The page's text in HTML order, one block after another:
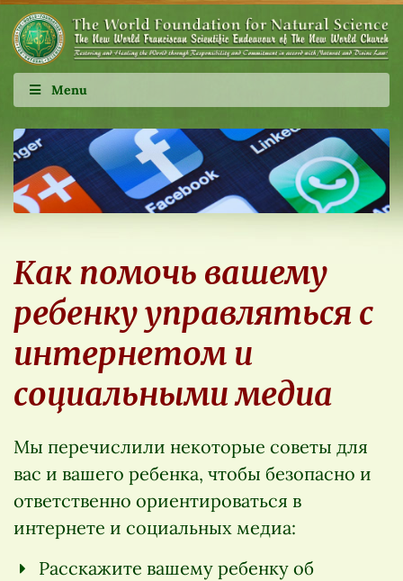
Menu
Как помочь вашему
ребенку управляться с
интернетом и
социальными медиа
Мы перечислили некоторые советы для
вас и вашего ребенка, чтобы безопасно и
ответственно ориентироваться в
интернете и социальных медиа:
Расскажите вашему ребенку об